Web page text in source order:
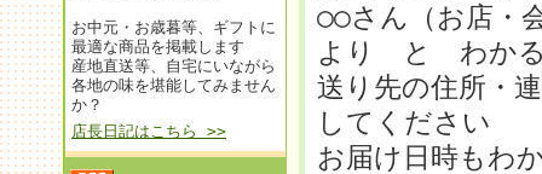
お中元・お歳暮等、ギフトに
最適な商品を掲載します
産地直送等、自宅にいながら
各地の味を堪能してみません
か？
店長日記はこちら >>
○○さん（お店・
より と わかる
送り先の住所・
してください
お届け日時もわ